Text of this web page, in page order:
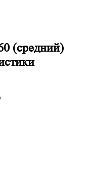
(средний)